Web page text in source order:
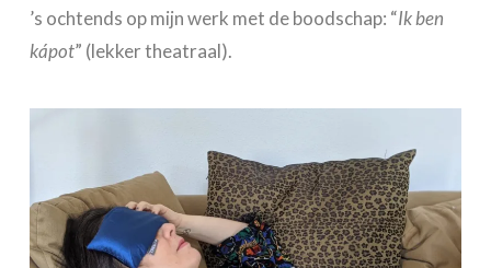
’s ochtends op mijn werk met de boodschap: “Ik ben
kápot” (lekker theatraal).